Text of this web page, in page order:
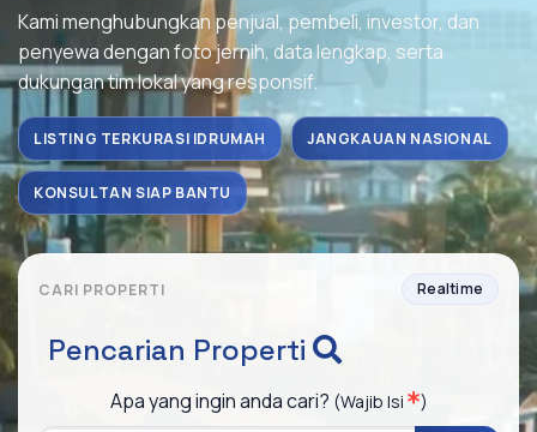
Kami menghubungkan penjual, pembeli, investor, dan
penyewa dengan foto jernih, data lengkap, serta
dukungan tim lokal yang responsif.
LISTING TERKURASI IDRUMAH JANGKAUAN NASIONAL
KONSULTAN SIAP BANTU
CARI PROPERTI Realtime
Pencarian Properti
Apa yang ingin anda cari? (Wajib Isi )